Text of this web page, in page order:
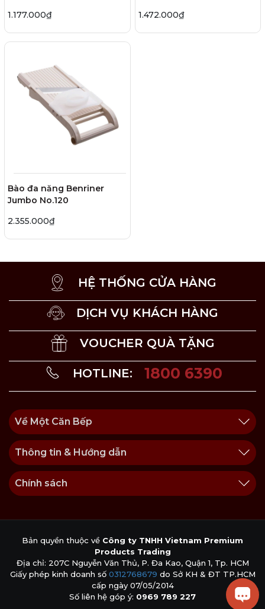
1.177.000₫
1.472.000₫
Bào đa năng Benriner
Jumbo No.120
2.355.000₫
HỆ THỐNG CỬA HÀNG
DỊCH VỤ KHÁCH HÀNG
VOUCHER QUÀ TẶNG
HOTLINE: 1800 6390
Về Một Căn Bếp
Thông tin & Hướng dẫn
Chính sách
Bản quyền thuộc về Công ty TNHH Vietnam Premium
Products Trading
Địa chỉ: 207C Nguyễn Văn Thủ, P. Đa Kao, Quận 1, Tp. HCM
Giấy phép kinh doanh số 0312768679 do Sở KH & ĐT TP.HCM
cấp ngày 07/05/2014
Số liên hệ góp ý: 0969 789 227